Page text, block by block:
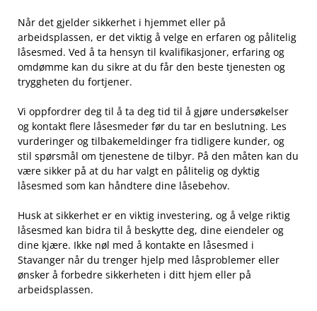
Når det gjelder‍ sikkerhet⁤ i hjemmet eller på
arbeidsplassen, er det viktig å velge en erfaren og pålitelig⁣
låsesmed. Ved å ta hensyn til kvalifikasjoner, ⁢erfaring og
omdømme kan du sikre at du får⁢ den beste tjenesten⁣ og
tryggheten du fortjener.
Vi oppfordrer deg til å ta deg tid til‍ å​ gjøre ⁢undersøkelser
og kontakt flere låsesmeder før du tar en beslutning. Les
vurderinger og tilbakemeldinger fra tidligere kunder, og
stil spørsmål om tjenestene de tilbyr. På den måten kan⁤ du
være sikker på at du har ⁢valgt en pålitelig⁢ og dyktig
låsesmed⁤ som kan håndtere dine⁢ låsebehov.
Husk at‌ sikkerhet er⁣ en viktig ⁣investering, og å velge ⁤riktig
låsesmed kan ‌bidra til å beskytte deg, dine eiendeler og
dine kjære. Ikke nøl med å kontakte en låsesmed i
Stavanger når ⁢du trenger hjelp med låsproblemer eller
ønsker å forbedre sikkerheten i ditt hjem eller på
‍arbeidsplassen.